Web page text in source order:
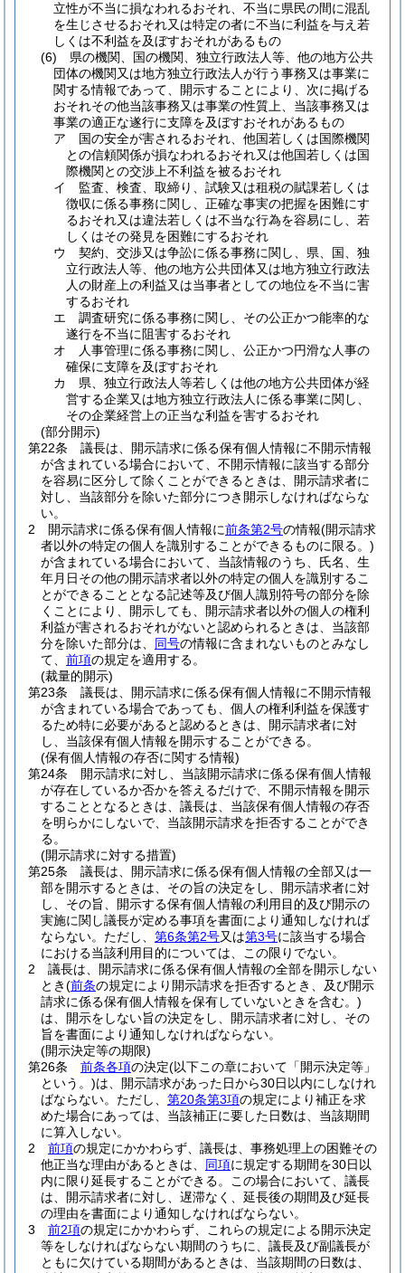
立性が不当に損なわれるおそれ、不当に県民の間に混乱
を生じさせるおそれ又は特定の者に不当に利益を与え若
しくは不利益を及ぼすおそれがあるもの
(6)
県の機関、国の機関、独立行政法人等、他の地方公共
団体の機関又は地方独立行政法人が行う事務又は事業に
関する情報であって、開示することにより、次に掲げる
おそれその他当該事務又は事業の性質上、当該事務又は
事業の適正な遂行に支障を及ぼすおそれがあるもの
ア
国の安全が害されるおそれ、他国若しくは国際機関
との信頼関係が損なわれるおそれ又は他国若しくは国
際機関との交渉上不利益を被るおそれ
イ
監査、検査、取締り、試験又は租税の賦課若しくは
徴収に係る事務に関し、正確な事実の把握を困難にす
るおそれ又は違法若しくは不当な行為を容易にし、若
しくはその発見を困難にするおそれ
ウ
契約、交渉又は争訟に係る事務に関し、県、国、独
立行政法人等、他の地方公共団体又は地方独立行政法
人の財産上の利益又は当事者としての地位を不当に害
するおそれ
エ
調査研究に係る事務に関し、その公正かつ能率的な
遂行を不当に阻害するおそれ
オ
人事管理に係る事務に関し、公正かつ円滑な人事の
確保に支障を及ぼすおそれ
カ
県、独立行政法人等若しくは他の地方公共団体が経
営する企業又は地方独立行政法人に係る事業に関し、
その企業経営上の正当な利益を害するおそれ
(部分開示)
第22条
議長は、開示請求に係る保有個人情報に不開示情報
が含まれている場合において、不開示情報に該当する部分
を容易に区分して除くことができるときは、開示請求者に
対し、当該部分を除いた部分につき開示しなければならな
い。
2
開示請求に係る保有個人情報に前条第2号の情報(開示請求
者以外の特定の個人を識別することができるものに限る。)
が含まれている場合において、当該情報のうち、氏名、生
年月日その他の開示請求者以外の特定の個人を識別するこ
とができることとなる記述等及び個人識別符号の部分を除
くことにより、開示しても、開示請求者以外の個人の権利
利益が害されるおそれがないと認められるときは、当該部
分を除いた部分は、 同号の情報に含まれないものとみなし
て、 前項の規定を適用する。
(裁量的開示)
第23条
議長は、開示請求に係る保有個人情報に不開示情報
が含まれている場合であっても、個人の権利利益を保護す
るため特に必要があると認めるときは、開示請求者に対
し、当該保有個人情報を開示することができる。
(保有個人情報の存否に関する情報)
第24条
開示請求に対し、当該開示請求に係る保有個人情報
が存在しているか否かを答えるだけで、不開示情報を開示
することとなるときは、議長は、当該保有個人情報の存否
を明らかにしないで、当該開示請求を拒否することができ
る。
(開示請求に対する措置)
第25条
議長は、開示請求に係る保有個人情報の全部又は一
部を開示するときは、その旨の決定をし、開示請求者に対
し、その旨、開示する保有個人情報の利用目的及び開示の
実施に関し議長が定める事項を書面により通知しなければ
ならない。 ただし、 第6条第2号又は第3号に該当する場合
における当該利用目的については、この限りでない。
2
議長は、開示請求に係る保有個人情報の全部を開示しない
とき(前条の規定により開示請求を拒否するとき、及び開示
請求に係る保有個人情報を保有していないときを含む。)
は、開示をしない旨の決定をし、開示請求者に対し、その
旨を書面により通知しなければならない。
(開示決定等の期限)
第26条
前条各項の決定(以下この章において「開示決定等」
という。)は、開示請求があった日から30日以内にしなけれ
ばならない。 ただし、 第20条第3項の規定により補正を求
めた場合にあっては、当該補正に要した日数は、当該期間
に算入しない。
2
前項の規定にかかわらず、議長は、事務処理上の困難その
他正当な理由があるときは、 同項に規定する期間を30日以
内に限り延長することができる。
この場合において、議長
は、開示請求者に対し、遅滞なく、延長後の期間及び延長
の理由を書面により通知しなければならない。
3
前2項の規定にかかわらず、これらの規定による開示決定
等をしなければならない期間のうちに、議長及び副議長が
ともに欠けている期間があるときは、当該期間の日数は、